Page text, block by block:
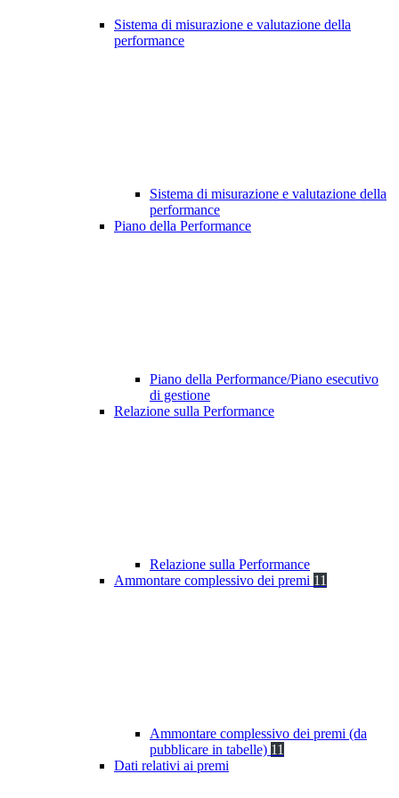
Sistema di misurazione e valutazione della
performance
Sistema di misurazione e valutazione della
performance
Piano della Performance
Piano della Performance/Piano esecutivo
di gestione
Relazione sulla Performance
Relazione sulla Performance
Ammontare complessivo dei premi 11
Ammontare complessivo dei premi (da
pubblicare in tabelle) 11
Dati relativi ai premi